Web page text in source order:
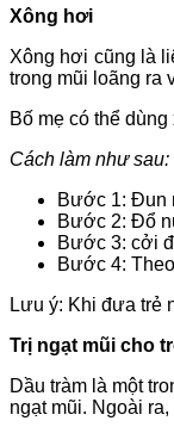
Xông hơi
Xông hơi cũng là
trong mũi loãng ra
Bố mẹ có thể
Cách làm như sau:
Bước 1: Đun
Bước 2: Đổ
Bước 3: cởi
Bước 4:
Lưu ý: Khi đưa trẻ
Trị ngạt mũi cho
Dầu tràm là một
ngạt mũi. Ngoài